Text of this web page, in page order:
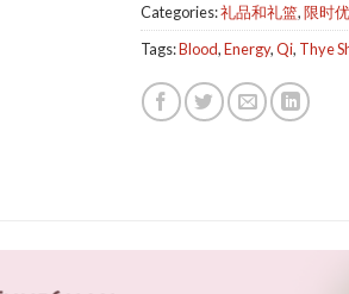
Categories:礼品和礼篮,限时
Tags:Blood,Energy,Qi, Thye